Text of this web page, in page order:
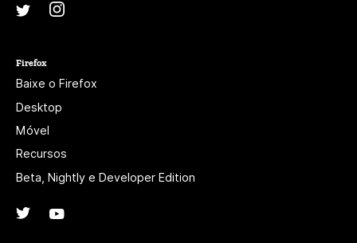
Twitter
Firefox
Baixe o Firefox
Desktop
Móvel
Recursos
Beta, Nightly e Developer Edition
Twitter